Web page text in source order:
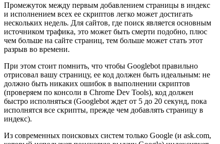
Промежуток между первым добавлением страницы в индекс
и исполнением всех ее скриптов легко может достигать
нескольких недель. Для сайтов, где поиск является основным
источником трафика, это может быть смерти подобно, плюс
чем больше на сайте страниц, тем больше может стать этот
разрыв во времени.
При этом стоит помнить, что чтобы Googlebot правильно
отрисовал вашу страницу, ее код должен быть идеальным: не
должно быть никаких ошибок в выполнении скриптов
(проверяем по консоли в Chrome Dev Tools), код должен
быстро исполняться (Googlebot ждет от 5 до 20 секунд, пока
исполнятся все скрипты, прежде чем добавлять страницу в
индекс).
Из современных поисковых систем только Google (и ask.com,